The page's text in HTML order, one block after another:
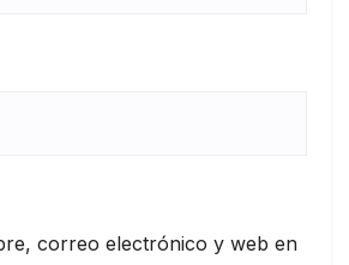
correo electrónico y web en